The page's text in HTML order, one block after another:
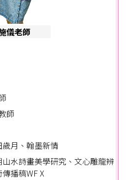
儀老師
師
月、翰墨新情
水詩畫美學研究、文心雕龍辨
播稿WF X